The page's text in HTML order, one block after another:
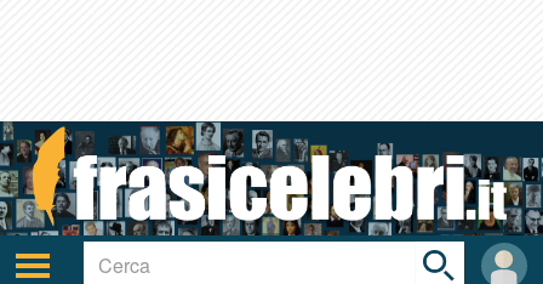
Attiva/disattiva
navigazione
User
area
Toggle
search
bar